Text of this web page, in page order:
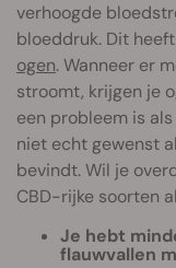
verhoogde
bloeddruk. Dit
ogen. Wanneer er
stroomt, krijgen je
een probleem is
niet echt gewenst
bevindt. Wil je
CBD-rijke soorten
Je hebt
flauwvallen